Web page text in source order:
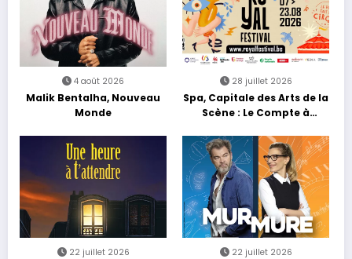
4 août 2026
Malik Bentalha, Nouveau
Monde
28 juillet 2026
Spa, Capitale des Arts de la
Scène : Le Compte à
22 juillet 2026 22 juillet 2026